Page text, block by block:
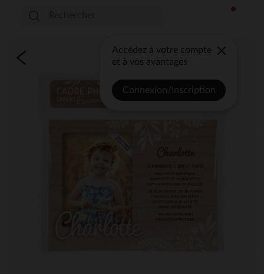
Accédez à votre compte
et à vos avantages
Connexion/Inscription